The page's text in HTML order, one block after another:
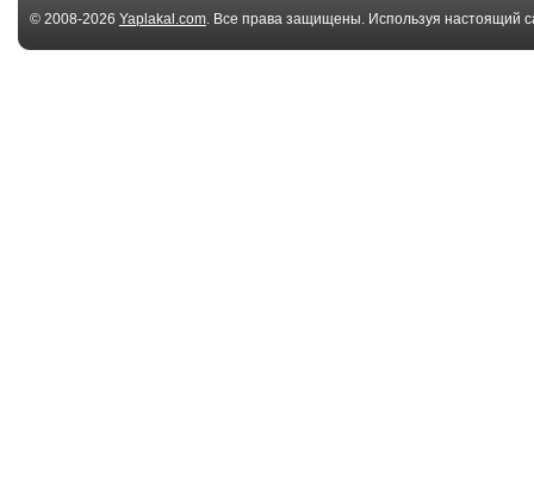
© 2008-2026 Yaplakal.com. Все права защищены. Используя настоящий